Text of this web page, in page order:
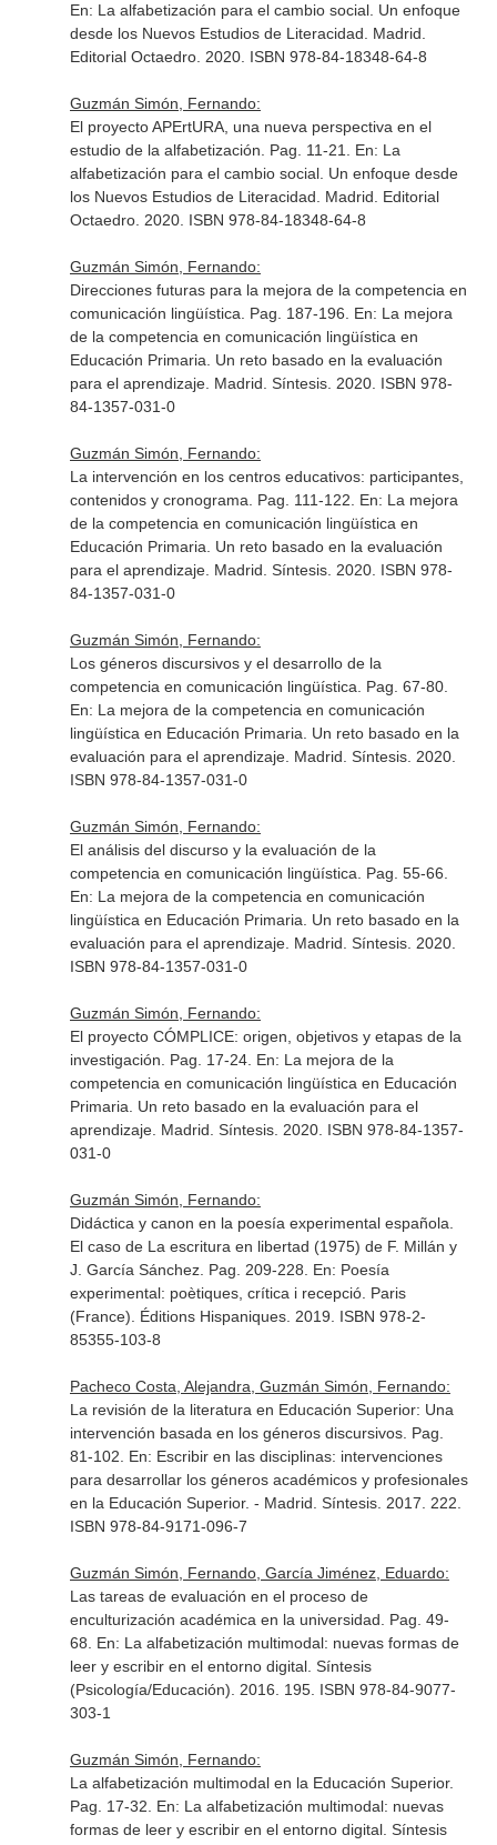
En: La alfabetización para el cambio social. Un enfoque
desde los Nuevos Estudios de Literacidad . Madrid.
Editorial Octaedro. 2020. ISBN 978-84-18348-64-8
Guzmán Simón, Fernando:
El proyecto APErtURA, una nueva perspectiva en el
estudio de la alfabetización. Pag. 11-21. En: La
alfabetización para el cambio social. Un enfoque desde
los Nuevos Estudios de Literacidad . Madrid. Editorial
Octaedro. 2020. ISBN 978-84-18348-64-8
Guzmán Simón, Fernando:
Direcciones futuras para la mejora de la competencia en
comunicación lingüística. Pag. 187-196. En: La mejora
de la competencia en comunicación lingüística en
Educación Primaria. Un reto basado en la evaluación
para el aprendizaje. Madrid. Síntesis. 2020. ISBN 978-
84-1357-031-0
Guzmán Simón, Fernando:
La intervención en los centros educativos: participantes,
contenidos y cronograma. Pag. 111-122. En: La mejora
de la competencia en comunicación lingüística en
Educación Primaria. Un reto basado en la evaluación
para el aprendizaje. Madrid. Síntesis. 2020. ISBN 978-
84-1357-031-0
Guzmán Simón, Fernando:
Los géneros discursivos y el desarrollo de la
competencia en comunicación lingüística. Pag. 67-80.
En: La mejora de la competencia en comunicación
lingüística en Educación Primaria. Un reto basado en la
evaluación para el aprendizaje. Madrid. Síntesis. 2020.
ISBN 978-84-1357-031-0
Guzmán Simón, Fernando:
El análisis del discurso y la evaluación de la
competencia en comunicación lingüística. Pag. 55-66.
En: La mejora de la competencia en comunicación
lingüística en Educación Primaria. Un reto basado en la
evaluación para el aprendizaje. Madrid. Síntesis. 2020.
ISBN 978-84-1357-031-0
Guzmán Simón, Fernando:
El proyecto CÓMPLICE: origen, objetivos y etapas de la
investigación. Pag. 17-24. En: La mejora de la
competencia en comunicación lingüística en Educación
Primaria. Un reto basado en la evaluación para el
aprendizaje. Madrid. Síntesis. 2020. ISBN 978-84-1357-
031-0
Guzmán Simón, Fernando:
Didáctica y canon en la poesía experimental española.
El caso de La escritura en libertad (1975) de F. Millán y
J. García Sánchez. Pag. 209-228. En: Poesía
experimental: poètiques, crítica i recepció. Paris
(France). Éditions Hispaniques. 2019. ISBN 978-2-
85355-103-8
Pacheco Costa, Alejandra, Guzmán Simón, Fernando:
La revisión de la literatura en Educación Superior: Una
intervención basada en los géneros discursivos. Pag.
81-102. En: Escribir en las disciplinas: intervenciones
para desarrollar los géneros académicos y profesionales
en la Educación Superior. - Madrid. Síntesis. 2017. 222.
ISBN 978-84-9171-096-7
Guzmán Simón, Fernando, García Jiménez, Eduardo:
Las tareas de evaluación en el proceso de
enculturización académica en la universidad. Pag. 49-
68. En: La alfabetización multimodal: nuevas formas de
leer y escribir en el entorno digital. Síntesis
(Psicología/Educación). 2016. 195. ISBN 978-84-9077-
303-1
Guzmán Simón, Fernando:
La alfabetización multimodal en la Educación Superior.
Pag. 17-32. En: La alfabetización multimodal: nuevas
formas de leer y escribir en el entorno digital. Síntesis